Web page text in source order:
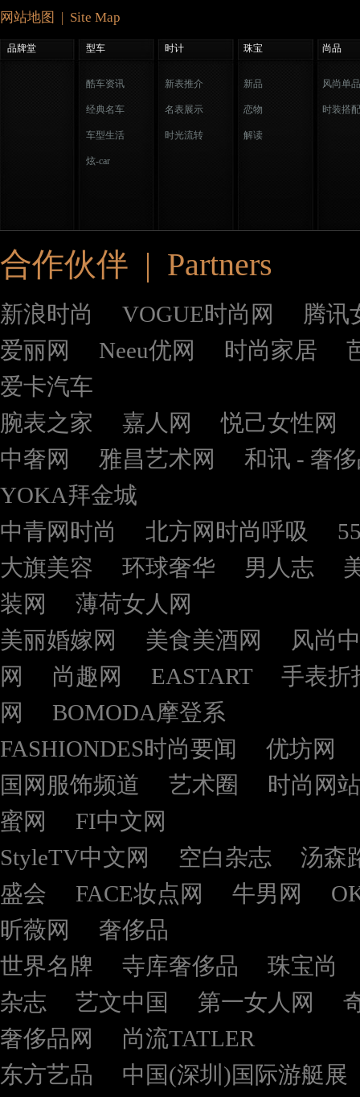
网站地图 | Site Map
品牌堂 型车 时计 珠宝 尚品
酷车资讯
经典名车
车型生活
炫-car
新表推介
名表展示
时光流转
新品
恋物
解读
风尚单品
时装搭配
合作伙伴 | Partners
新浪时尚 VOGUE时尚网
腾讯
爱丽网
Neeu优网 时尚家居
爱卡汽车
腕表之家
嘉人网
悦己女性网
中奢网
雅昌艺术网
和讯 - 奢
YOKA拜金城
中青网时尚
北方网时尚呼吸
大旗美容
环球奢华 男人志
装网
薄荷女人网
美丽婚嫁网
美食美酒网
风尚
网
尚趣网 EASTART
手表折
网
BOMODA摩登系
FASHIONDES时尚要闻
优坊网
国网服饰频道
艺术圈
时尚网站
蜜网
FI中文网
StyleTV中文网
空白杂志
汤森
盛会
FACE妆点网 牛男网
昕薇网
奢侈品
世界名牌
寺库奢侈品
珠宝尚
杂志
艺文中国 第一女人网
奢侈品网
尚流TATLER
东方艺品
中国(深圳)国际游艇展